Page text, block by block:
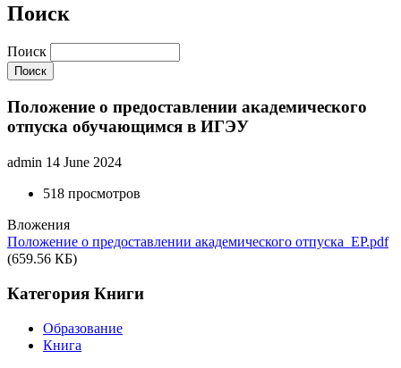
Поиск
Поиск
Положение о предоставлении академического
отпуска обучающимся в ИГЭУ
admin 14 June 2024
518 просмотров
Вложения
Положение о предоставлении академического отпуска_EP.pdf
(659.56 КБ)
Категория Книги
Образование
Книга